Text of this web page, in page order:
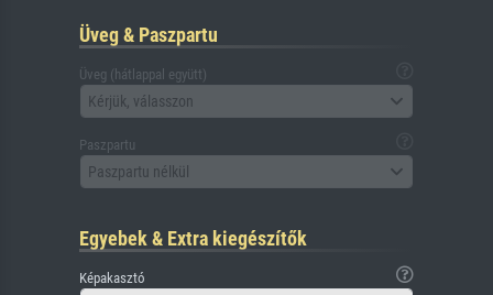
Üveg & Paszpartu
Üveg (hátlappal együtt)
Kérjük, válasszon
Paszpartu
Paszpartu nélkül
Egyebek & Extra kiegészítők
Képakasztó